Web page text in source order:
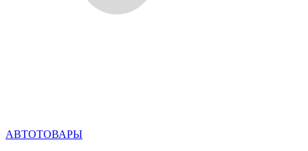
АВТОТОВАРЫ